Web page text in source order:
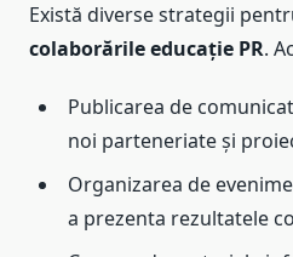
Există diverse strategii
colaborările educație PR.
Publicarea de
noi parteneriate și
Organizarea de
a prezenta rezultatele